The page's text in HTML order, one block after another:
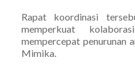
Rapat koordinasi
memperkuat
mempercepat penurunan
Mimika.